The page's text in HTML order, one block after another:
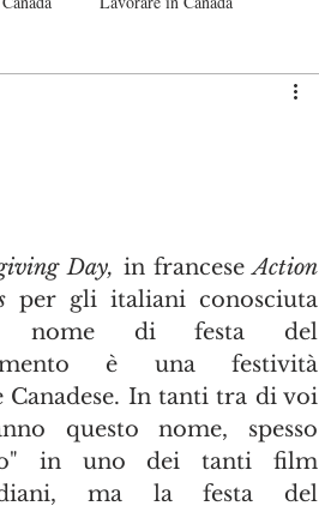
Day, in francese Action
per gli italiani conosciuta
di festa del
è una festività
Canadese. In tanti tra di voi
questo nome, spesso
in uno dei tanti film
ma la festa del